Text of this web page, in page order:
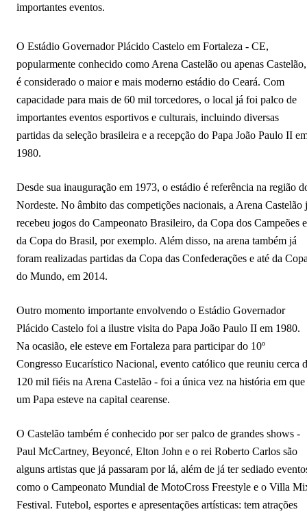
importantes eventos.
O Estádio Governador Plácido Castelo em Fortaleza - CE,
popularmente conhecido como Arena Castelão ou apenas Castelão,
é considerado o maior e mais moderno estádio do Ceará. Com
capacidade para mais de 60 mil torcedores, o local já foi palco de
importantes eventos esportivos e culturais, incluindo diversas
partidas da seleção brasileira e a recepção do Papa João Paulo II
1980.
Desde sua inauguração em 1973, o estádio é referência na região
Nordeste. No âmbito das competições nacionais, a Arena Castelão
recebeu jogos do Campeonato Brasileiro, da Copa dos Campeões e
da Copa do Brasil, por exemplo. Além disso, na arena também já
foram realizadas partidas da Copa das Confederações e até da
do Mundo, em 2014.
Outro momento importante envolvendo o Estádio Governador
Plácido Castelo foi a ilustre visita do Papa João Paulo II em 1980.
Na ocasião, ele esteve em Fortaleza para participar do 10º
Congresso Eucarístico Nacional, evento católico que reuniu cerca
120 mil fiéis na Arena Castelão - foi a única vez na história em que
um Papa esteve na capital cearense.
O Castelão também é conhecido por ser palco de grandes shows -
Paul McCartney, Beyoncé, Elton John e o rei Roberto Carlos são
alguns artistas que já passaram por lá, além de já ter sediado
como o Campeonato Mundial de MotoCross Freestyle e o Villa
Festival. Futebol, esportes e apresentações artísticas: tem atrações